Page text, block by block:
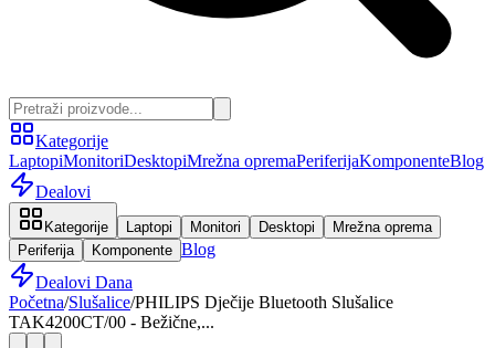
Kategorije
LaptopiMonitoriDesktopiMrežna opremaPeriferijaKomponenteBlog
Dealovi
Kategorije Laptopi Monitori Desktopi
Mrežna oprema
Periferija
Komponente Blog
Dealovi Dana
Početna/Slušalice/PHILIPS Dječije Bluetooth Slušalice
TAK4200CT/00 - Bežične,...